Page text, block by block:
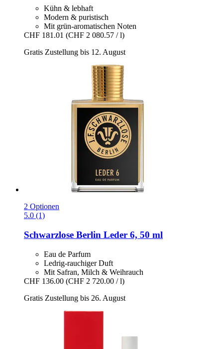
Kühn & lebhaft
Modern & puristisch
Mit grün-aromatischen Noten
CHF 181.01 (CHF 2 080.57 / l)
Gratis Zustellung bis 12. August
2 Optionen
5.0 (1)
Schwarzlose Berlin Leder 6, 50 ml
Eau de Parfum
Ledrig-rauchiger Duft
Mit Safran, Milch & Weihrauch
CHF 136.00 (CHF 2 720.00 / l)
Gratis Zustellung bis 26. August